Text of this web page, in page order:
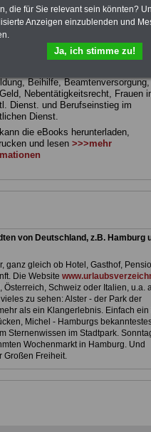
für Beamte und dem Öff.
Zum Komplettpreis von 15 Euro
Sie zehn Bücher als eBook
auch für Beschäftigte in der
und Hansestadt Hamburg
Beihilfe, Beamtenversorgung,
Nebentätigkeitsrecht, Frauen
Dienst. und Berufseinstieg im
Dienst.
die eBooks herunterladen,
und lesen >>>mehr
von Deutschland, z.B. Hamburg
ganz gleich ob Hotel, Gasthof,
Die Website
Schweiz oder Italien, u.a.
zu sehen: Alster - der Park der
als ein Klangerlebnis. Einfach ein
Michel - Hamburgs
Sternenwissen im Stadtpark.
Wochenmarkt in Hamburg. Und
Großen Freiheit.
die für Sie relevant sein könnten?
Anzeigen einzublenden und
Ja, ich stimme zu!